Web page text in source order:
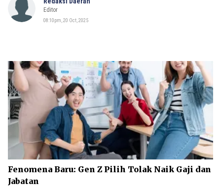
Editor
08:10pm, 20 Oct, 2025
Fenomena Baru: Gen Z Pilih Tolak Naik Gaji dan
Jabatan